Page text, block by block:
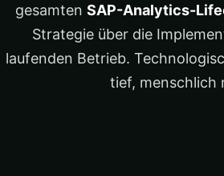
gesamten SAP-Analytics-
Strategie über die
laufenden Betrieb.
tief, menschlich